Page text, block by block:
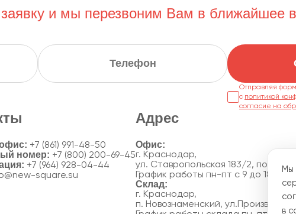
заявку и мы перезвоним Вам в ближайшее
Отправляя
с политикой
согласие на
+7 (861) 991-48-50
номер: +7 (800) 200-69-45
+7 (964) 928-04-44
square.su
Адрес
г. Краснодар,
ул. Ставропольская 183/2, пом. 1101
График работы пн-пт с 9 до 18
г. Краснодар,
п. Новознаменский,
Мы
в